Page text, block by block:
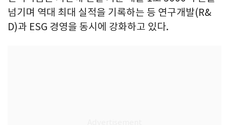
넘기며 역대 최대 실적을 기록하는 등 연구개발(R&
D)과 ESG 경영을 동시에 강화하고 있다.